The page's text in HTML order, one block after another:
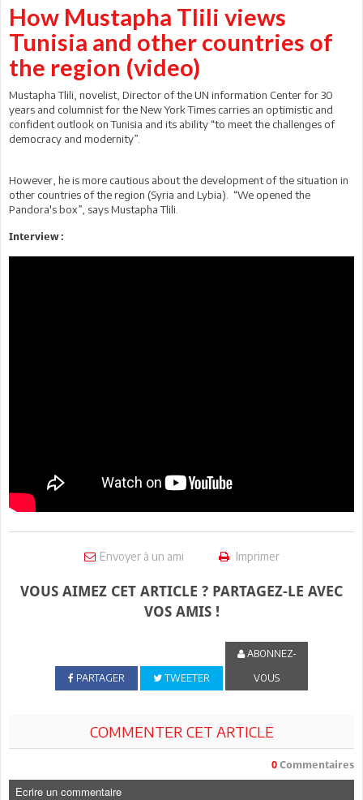
How Mustapha Tlili views
Tunisia and other countries of
the region (video)
Mustapha Tlili, novelist, Director of the UN information Center for 30
years and columnist for the New York Times carries an optimistic and
confident outlook on Tunisia and its ability “to meet the challenges of
democracy and modernity”.
However, he is more cautious about the development of the situation in
other countries of the region (Syria and Lybia). “We opened the
Pandora's box”, says Mustapha Tlili.
Interview :
Envoyer à un ami Imprimer
VOUS AIMEZ CET ARTICLE ? PARTAGEZ-LE AVEC
VOS AMIS !
PARTAGER TWEETER
ABONNEZ-
VOUS
COMMENTER CET ARTICLE
0 Commentaires
Ecrire un commentaire